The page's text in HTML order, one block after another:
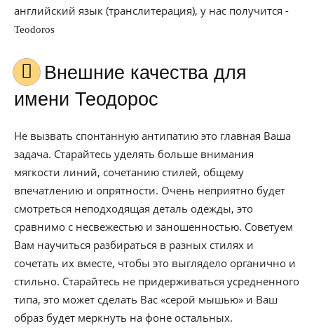
английский язык (транслитерация), у нас получится -
Teodoros
Внешние качества для
имени Теодорос
Не вызвать спонтанную антипатию это главная Ваша
задача. Старайтесь уделять больше внимания
мягкости линий, сочетанию стилей, общему
впечатлению и опрятности. Очень неприятно будет
смотреться неподходящая деталь одежды, это
сравнимо с несвежестью и заношенностью. Советуем
Вам научиться разбираться в разных стилях и
сочетать их вместе, чтобы это выглядело органично и
стильно. Старайтесь не придерживаться усредненного
типа, это может сделать Вас «серой мышью» и Ваш
образ будет меркнуть на фоне остальных.